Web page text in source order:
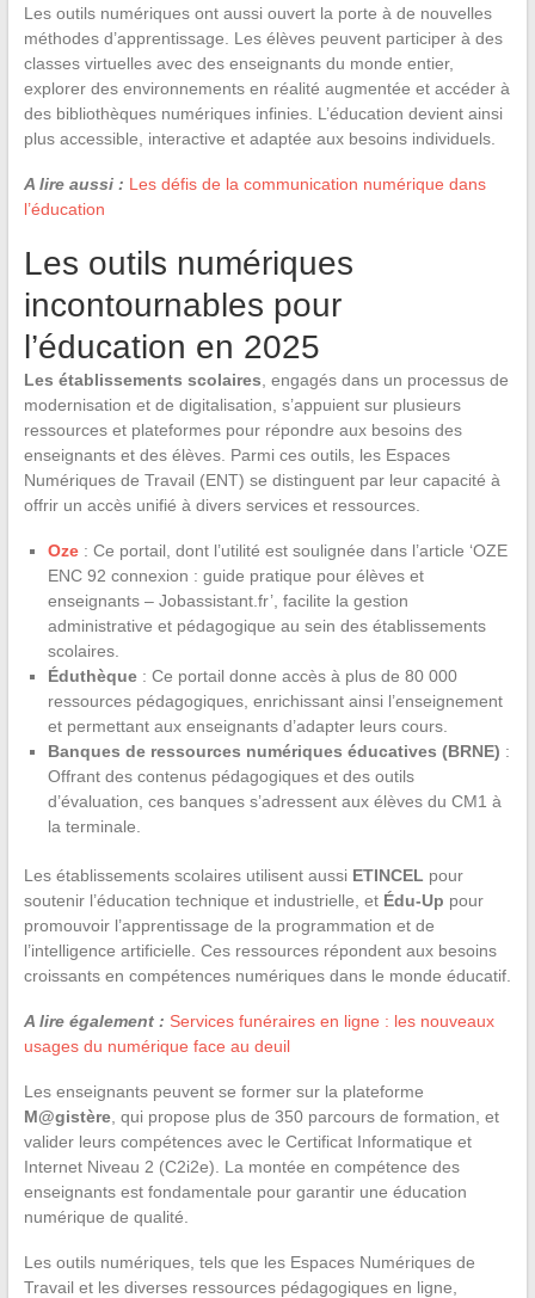
Les outils numériques ont aussi ouvert la porte à de nouvelles
méthodes d’apprentissage. Les élèves peuvent participer à des
classes virtuelles avec des enseignants du monde entier,
explorer des environnements en réalité augmentée et accéder à
des bibliothèques numériques infinies. L’éducation devient ainsi
plus accessible, interactive et adaptée aux besoins individuels.
A lire aussi : Les défis de la communication numérique dans
l’éducation
Les outils numériques
incontournables pour
l’éducation en 2025
Les établissements scolaires , engagés dans un processus de
modernisation et de digitalisation, s’appuient sur plusieurs
ressources et plateformes pour répondre aux besoins des
enseignants et des élèves. Parmi ces outils, les Espaces
Numériques de Travail (ENT) se distinguent par leur capacité à
offrir un accès unifié à divers services et ressources.
Oze: Ce portail, dont l’utilité est soulignée dans l’article ‘OZE
ENC 92 connexion : guide pratique pour élèves et
enseignants – Jobassistant.fr’, facilite la gestion
administrative et pédagogique au sein des établissements
scolaires.
Éduthèque: Ce portail donne accès à plus de 80 000
ressources pédagogiques, enrichissant ainsi l’enseignement
et permettant aux enseignants d’adapter leurs cours.
Banques de ressources numériques éducatives (BRNE) :
Offrant des contenus pédagogiques et des outils
d’évaluation, ces banques s’adressent aux élèves du CM1 à
la terminale.
Les établissements scolaires utilisent aussi ETINCEL pour
soutenir l’éducation technique et industrielle, et Édu-Up pour
promouvoir l’apprentissage de la programmation et de
l’intelligence artificielle. Ces ressources répondent aux besoins
croissants en compétences numériques dans le monde éducatif.
A lire également : Services funéraires en ligne : les nouveaux
usages du numérique face au deuil
Les enseignants peuvent se former sur la plateforme
M@gistère, qui propose plus de 350 parcours de formation, et
valider leurs compétences avec le Certificat Informatique et
Internet Niveau 2 (C2i2e). La montée en compétence des
enseignants est fondamentale pour garantir une éducation
numérique de qualité.
Les outils numériques, tels que les Espaces Numériques de
Travail et les diverses ressources pédagogiques en ligne,